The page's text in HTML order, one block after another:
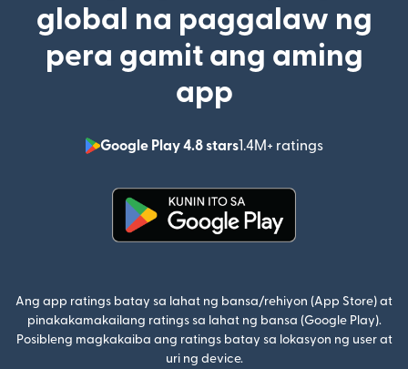
global na paggalaw ng
pera gamit ang aming
app
Google Play 4.8 stars1.4M+ ratings
(bubukas
Ang app ratings batay sa lahat ng bansa/rehiyon (App Store) at
pinakakamakailang ratings sa lahat ng bansa (Google Play).
Posibleng magkakaiba ang ratings batay sa lokasyon ng user at
uri ng device.